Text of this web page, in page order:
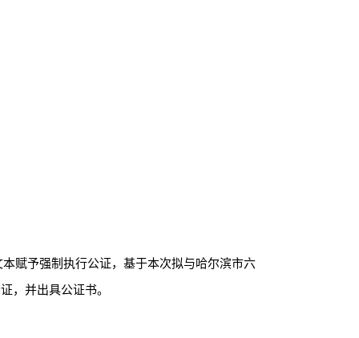
赋予强制执行公证，基于本次拟与哈尔滨市六
，并出具公证书。